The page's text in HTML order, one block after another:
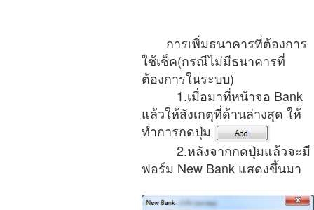
การเพิ่มธนาคารที่ต้องการ
ใช้เช็ค(กรณีไม่มีธนาคารที่
ต้องการในระบบ)
1.เมื่อมาที่หน้าจอ Bank
แล้วให้สังเกตุที่ด้านล่างสุด ให้
ทำการกดปุ่ม
2.หลังจากกดปุ่มแล้วจะมี
ฟอร์ม New Bank แสดงขึ้นมา